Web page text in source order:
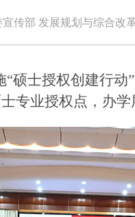
传部 发展规划与综合改
硕士授权创建行动”
专业授权点，办学